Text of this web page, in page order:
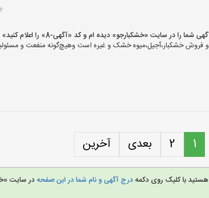
در سایت «خشکبارجو» دیده ام و کد «آگهی-8» را اعلام کنید»
خشکبار،آجیل،میوه خشک و غیره است وهیچ‌گونه منفعت و
1
2 بعدی آخرین
هستید با کلیک روی دکمهدرج آگهی و نام شما در این صفحهدر سایت